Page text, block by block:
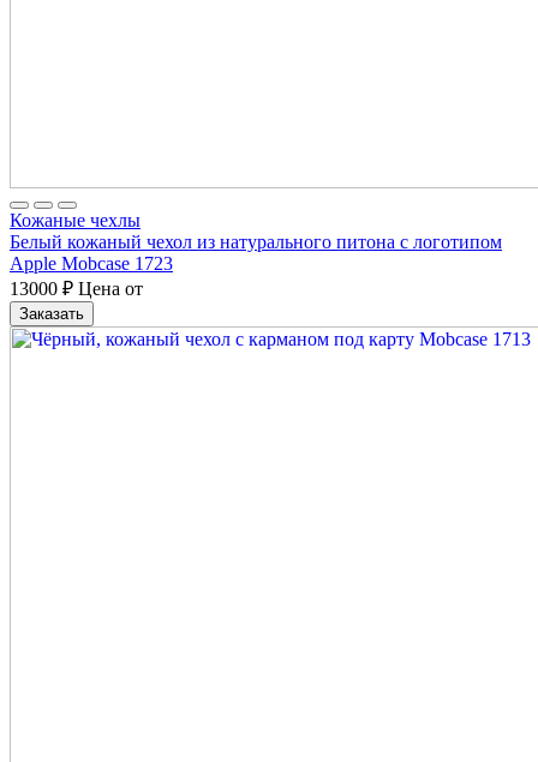
Кожаные чехлы
Белый кожаный чехол из натурального питона с логотипом
Apple Mobcase 1723
13000 ₽ Цена от
Заказать